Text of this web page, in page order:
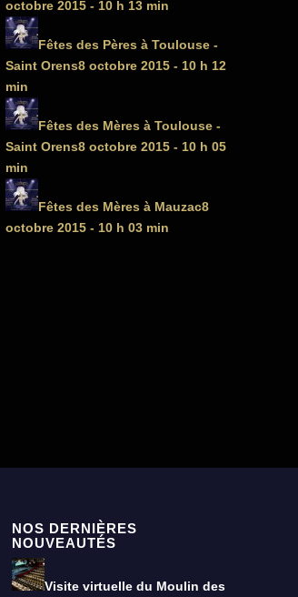
octobre 2015 - 10 h 13 min
Fêtes des Pères à Toulouse -
Saint Orens8 octobre 2015 - 10 h 12
min
Fêtes des Mères à Toulouse -
Saint Orens8 octobre 2015 - 10 h 05
min
Fêtes des Mères à Mauzac8
octobre 2015 - 10 h 03 min
NOS DERNIÈRES
NOUVEAUTÉS
Visite virtuelle du Moulin des